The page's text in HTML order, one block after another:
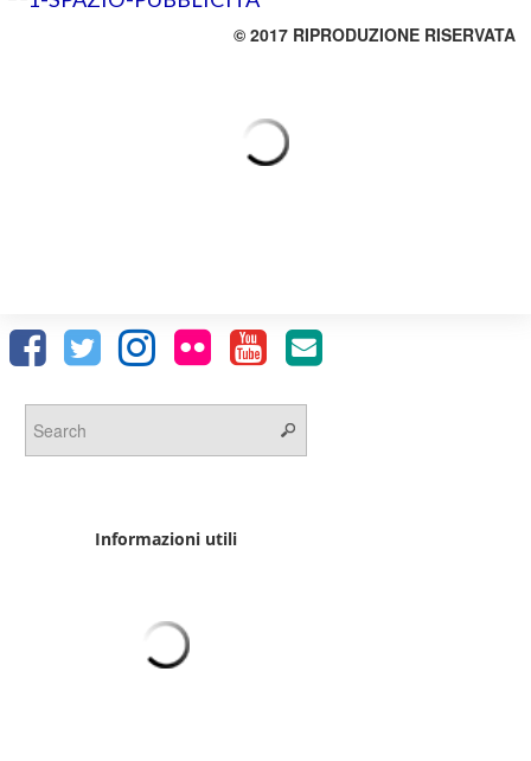
© 2017 RIPRODUZIONE RISERVATA
Informazioni utili